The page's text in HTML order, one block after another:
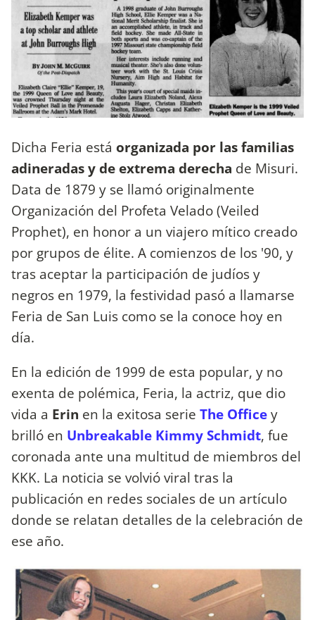
Dicha Feria está organizada por las familias
adineradas y de extrema derecha de Misuri.
Data de 1879 y se llamó originalmente
Organización del Profeta Velado (Veiled
Prophet), en honor a un viajero mítico creado
por grupos de élite. A comienzos de los '90, y
tras aceptar la participación de judíos y
negros en 1979, la festividad pasó a llamarse
Feria de San Luis como se la conoce hoy en
día.
En la edición de 1999 de esta popular, y no
exenta de polémica, Feria, la actriz, que dio
vida a Erin en la exitosa serie The Officey
brilló en Unbreakable Kimmy Schmidt, fue
coronada ante una multitud de miembros del
KKK. La noticia se volvió viral tras la
publicación en redes sociales de un artículo
donde se relatan detalles de la celebración de
ese año.